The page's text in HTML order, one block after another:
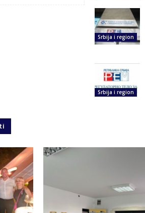
Srbija i region
Srbija i region